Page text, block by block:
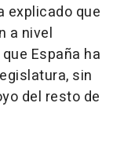
explicado que
a nivel
España ha
sin
del resto de